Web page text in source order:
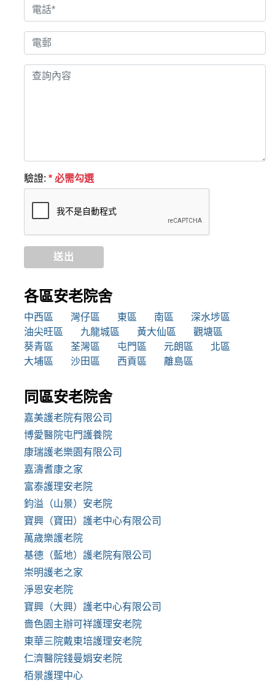
驗證: * 必需勾選
送出
各區安老院舍
中西區 灣仔區 東區 南區
深水埗區
油尖旺區
九龍城區 黃大仙區
觀塘區
葵青區
荃灣區 屯門區 元朗區
北區
大埔區
沙田區 西貢區 離島區
同區安老院舍
嘉美護老院有限公司
博愛醫院屯門護養院
康瑞護老樂園有限公司
嘉濤耆康之家
富泰護理安老院
鈞溢（山景）安老院
寶興（寶田）護老中心有限公司
萬歲樂護老院
基德（藍地）護老院有限公司
崇明護老之家
淨恩安老院
寶興（大興）護老中心有限公司
嗇色園主辦可祥護理安老院
東華三院戴東培護理安老院
仁濟醫院錢曼娟安老院
栢景護理中心